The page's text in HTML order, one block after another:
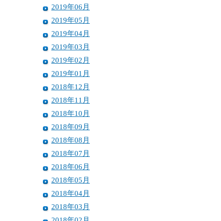
2019年06月
2019年05月
2019年04月
2019年03月
2019年02月
2019年01月
2018年12月
2018年11月
2018年10月
2018年09月
2018年08月
2018年07月
2018年06月
2018年05月
2018年04月
2018年03月